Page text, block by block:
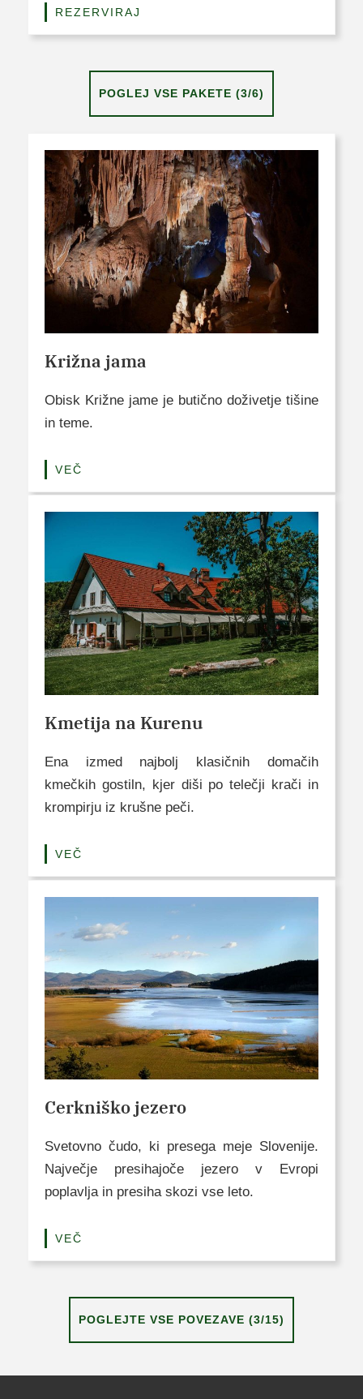
REZERVIRAJ
POGLEJ VSE PAKETE (3/6)
Križna jama
Obisk Križne jame je butično doživetje tišine
in teme.
VEČ
Kmetija na Kurenu
Ena izmed najbolj klasičnih domačih
kmečkih gostiln, kjer diši po telečji krači in
krompirju iz krušne peči.
VEČ
Cerkniško jezero
Svetovno čudo, ki presega meje Slovenije.
Največje presihajoče jezero v Evropi
poplavlja in presiha skozi vse leto.
VEČ
POGLEJTE VSE POVEZAVE (3/15)